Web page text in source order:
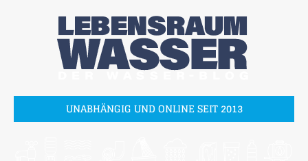
UNABHÄNGIG UND ONLINE SEIT 2013